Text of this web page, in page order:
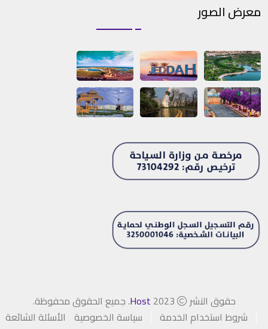
معرض الصور
حقوق النشر Host. جميع الحقوق محفوظة.
شروط استخدام الخدمة
سياسة الخصوصية الأسئلة الشائعة